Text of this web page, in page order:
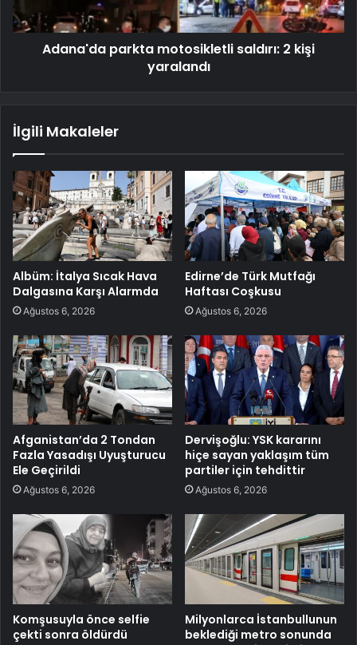
Adana'da parkta motosikletli saldırı: 2 kişi
yaralandı
İlgili Makaleler
Albüm: İtalya Sıcak Hava
Dalgasına Karşı Alarmda
Ağustos 6, 2026
Edirne’de Türk Mutfağı
Haftası Coşkusu
Ağustos 6, 2026
Afganistan’da 2 Tondan
Fazla Yasadışı Uyuşturucu
Ele Geçirildi
Ağustos 6, 2026
Dervişoğlu: YSK kararını
hiçe sayan yaklaşım tüm
partiler için tehdittir
Ağustos 6, 2026
Komşusuyla önce selfie
çekti sonra öldürdü
Milyonlarca İstanbullunun
beklediği metro sonunda